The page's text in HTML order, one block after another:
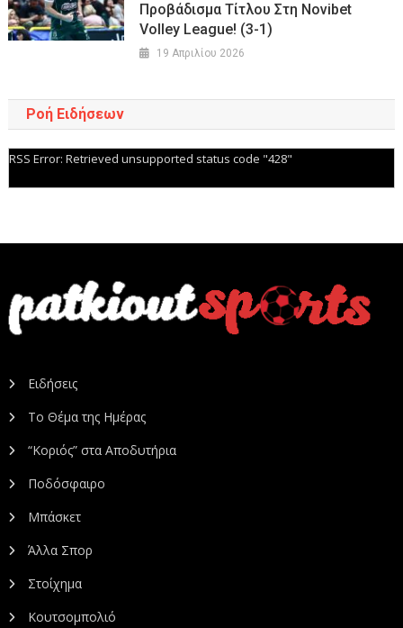
Προβάδισμα Τίτλου Στη Novibet
Volley League! (3-1)
19 Απριλίου 2026
Ροή Ειδήσεων
RSS Error: Retrieved unsupported status code "428"
Ειδήσεις
Το Θέμα της Ημέρας
“Κοριός” στα Αποδυτήρια
Ποδόσφαιρο
Μπάσκετ
Άλλα Σπορ
Στοίχημα
Κουτσομπολιό